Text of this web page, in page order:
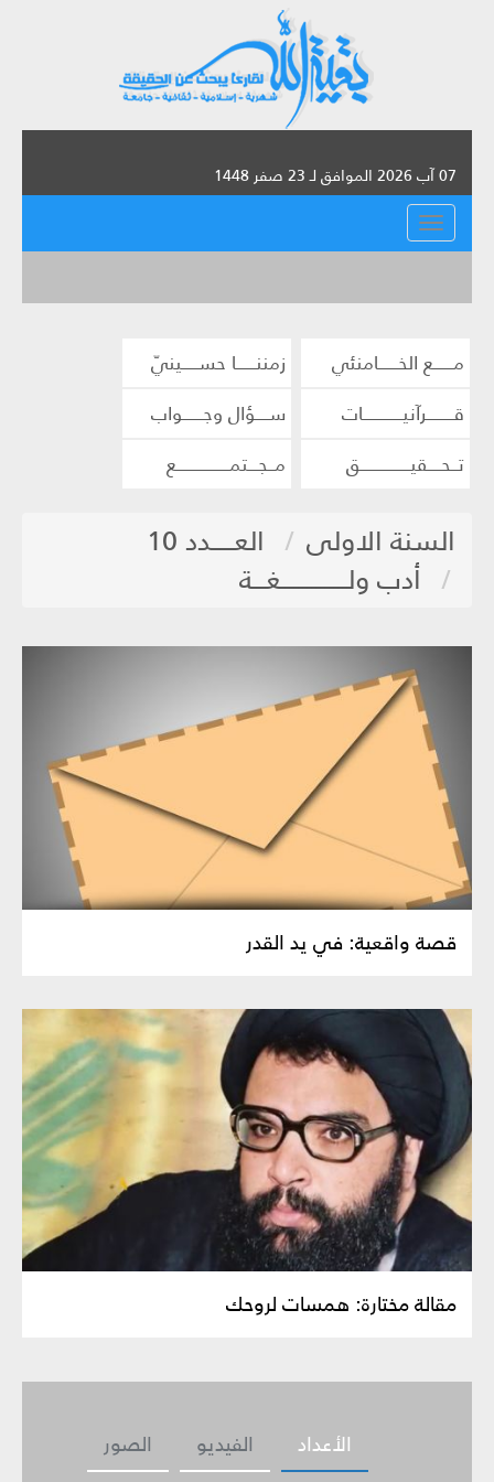
07 آب 2026 الموافق لـ 23 صفر 1448
القائمة
مــــــع الخــــــامنئي
زمننــــــا حســـــينيّ
قــــــــرآنيــــــــــــات
ســــؤال وجــــــواب
تــحــــقيـــــــــــــــق
مــجـــتمــــــــــــــــع
السنة الاولى
العـــــدد 10
أدب ولـــــــــــــــغـــة
قصة واقعية: في يد القدر
مقالة مختارة: همسات لروحك
الصور الفيديو الأعداد